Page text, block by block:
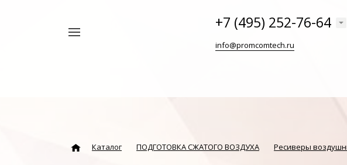
+7 (495) 252-76-64
info@promcomtech.ru
Каталог ПОДГОТОВКА СЖАТОГО ВОЗДУХА Ресиверы